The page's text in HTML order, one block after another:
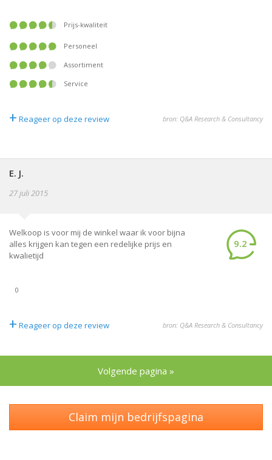
Prijs-kwaliteit
Personeel
Assortiment
Service
+ Reageer op deze review bron: Q&A Research & Consultancy
E. J.
27 juli 2015
Welkoop is voor mij de winkel waar ik voor bijna
alles krijgen kan tegen een redelijke prijs en
kwalietijd
9.2
0
+ Reageer op deze review bron: Q&A Research & Consultancy
Volgende pagina »
Claim mijn bedrijfspagina